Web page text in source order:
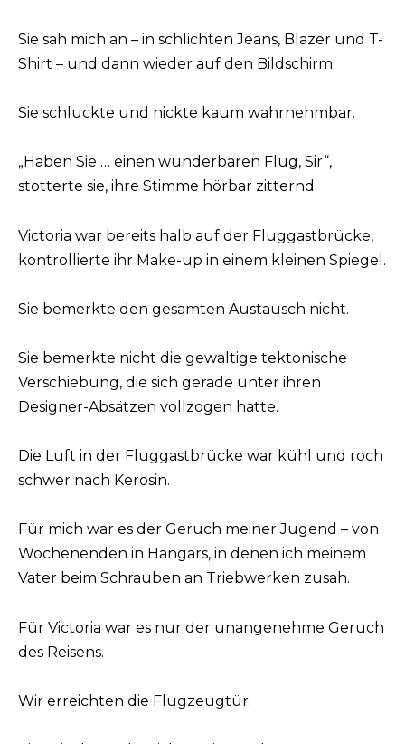
Sie sah mich an – in schlichten Jeans, Blazer und T-
Shirt – und dann wieder auf den Bildschirm.
Sie schluckte und nickte kaum wahrnehmbar.
„Haben Sie … einen wunderbaren Flug, Sir“,
stotterte sie, ihre Stimme hörbar zitternd.
Victoria war bereits halb auf der Fluggastbrücke,
kontrollierte ihr Make-up in einem kleinen Spiegel.
Sie bemerkte den gesamten Austausch nicht.
Sie bemerkte nicht die gewaltige tektonische
Verschiebung, die sich gerade unter ihren
Designer-Absätzen vollzogen hatte.
Die Luft in der Fluggastbrücke war kühl und roch
schwer nach Kerosin.
Für mich war es der Geruch meiner Jugend – von
Wochenenden in Hangars, in denen ich meinem
Vater beim Schrauben an Triebwerken zusah.
Für Victoria war es nur der unangenehme Geruch
des Reisens.
Wir erreichten die Flugzeugtür.